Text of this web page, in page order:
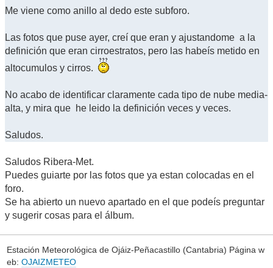
Me viene como anillo al dedo este subforo.
Las fotos que puse ayer, creí que eran y ajustandome a la
definición que eran cirroestratos, pero las habeís metido en
altocumulos y cirros.
No acabo de identificar claramente cada tipo de nube media-
alta, y mira que he leido la definición veces y veces.
Saludos.
Saludos Ribera-Met.
Puedes guiarte por las fotos que ya estan colocadas en el
foro.
Se ha abierto un nuevo apartado en el que podeís preguntar
y sugerir cosas para el álbum.
Estación Meteorológica de Ojáiz-Peñacastillo (Cantabria) Página w
eb: OJAIZMETEO